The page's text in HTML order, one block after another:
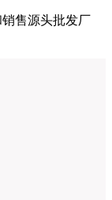
售源头批发厂